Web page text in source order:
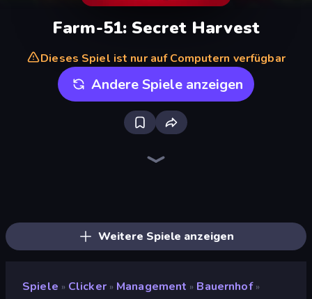
Farm-51: Secret Harvest
Dieses Spiel ist nur auf Computern verfügbar
Andere Spiele anzeigen
Weitere Spiele anzeigen
Spiele » Clicker » Management » Bauernhof »